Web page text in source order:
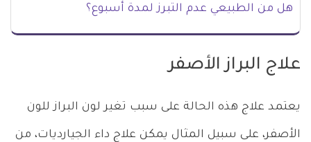
هل من الطبيعي عدم التبرز لمدة أسبوع؟
علاج البراز الأصفر
يعتمد علاج هذه الحالة على سبب تغير لون البراز للون
الأصفر، على سبيل المثال يمكن علاج داء الجيارديات، من